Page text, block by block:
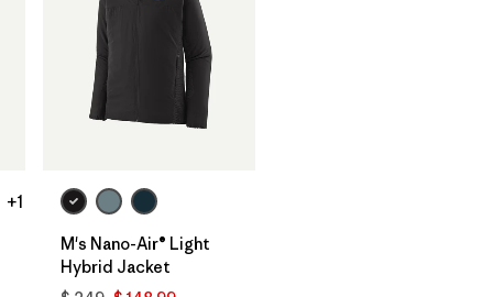
+1
M's Nano-Air® Light
Hybrid Jacket